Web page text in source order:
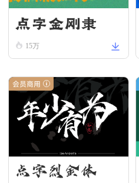
点字金刚隶
15万
会员商用
点字烈金体